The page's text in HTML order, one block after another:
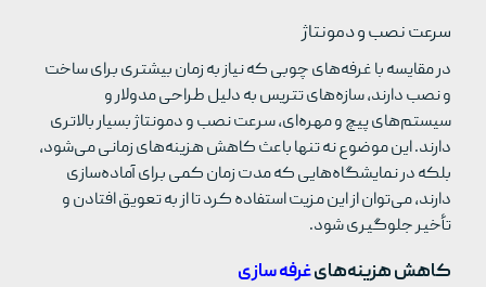
سرعت نصب و دمونتاژ
در مقایسه با غرفه‌های چوبی که نیاز به زمان بیشتری برای ساخت
و نصب دارند، سازه‌های تتریس به دلیل طراحی مدولار و
سیستم‌های پیچ و مهره‌ای، سرعت نصب و دمونتاژ بسیار بالاتری
دارند.این موضوع نه تنها باعث کاهش هزینه‌های زمانی می‌شود،
بلکه در نمایشگاه‌هایی که مدت زمان کمی برای آماده‌سازی
دارند، می‌توان از این مزیت استفاده کرد تا از به تعویق افتادن و
تأخیر جلوگیری شود.
کاهش هزینه‌هایغرفه سازی